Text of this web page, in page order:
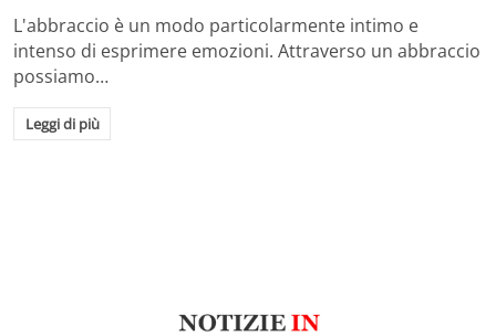
L'abbraccio è un modo particolarmente intimo e
intenso di esprimere emozioni. Attraverso un abbraccio
possiamo…
Leggi di più